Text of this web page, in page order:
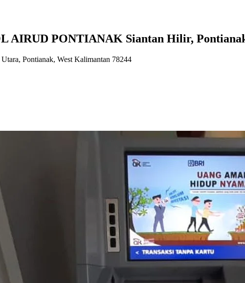
AIRUD PONTIANAK Siantan Hilir,
Pontianak, West Kalimantan 78244